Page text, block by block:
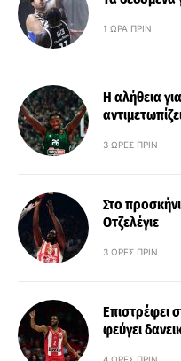
1 ΏΡΑ ΠΡΙΝ
Η αλήθεια
3 ΏΡΕΣ ΠΡΙΝ
Στο
Οτζελέγιε
3 ΏΡΕΣ ΠΡΙΝ
Επιστρέφει
φεύγει